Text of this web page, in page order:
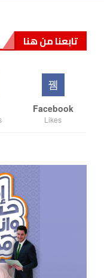
تابعنا من هنا
Facebook
Likes